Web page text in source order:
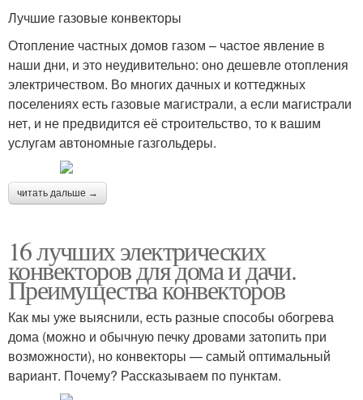
Лучшие газовые конвекторы
Отопление частных домов газом – частое явление в
наши дни, и это неудивительно: оно дешевле отопления
электричеством. Во многих дачных и коттеджных
поселениях есть газовые магистрали, а если магистрали
нет, и не предвидится её строительство, то к вашим
услугам автономные газгольдеры.
читать дальше →
16 лучших электрических
конвекторов для дома и дачи.
Преимущества конвекторов
Как мы уже выяснили, есть разные способы обогрева
дома (можно и обычную печку дровами затопить при
возможности), но конвекторы — самый оптимальный
вариант. Почему? Рассказываем по пунктам.